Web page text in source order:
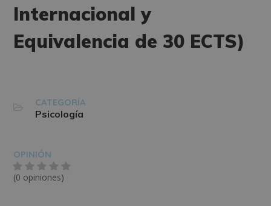
Internacional y
Equivalencia de 30 ECTS)
CATEGORÍA
Psicología
OPINIÓN
(0 opiniones)